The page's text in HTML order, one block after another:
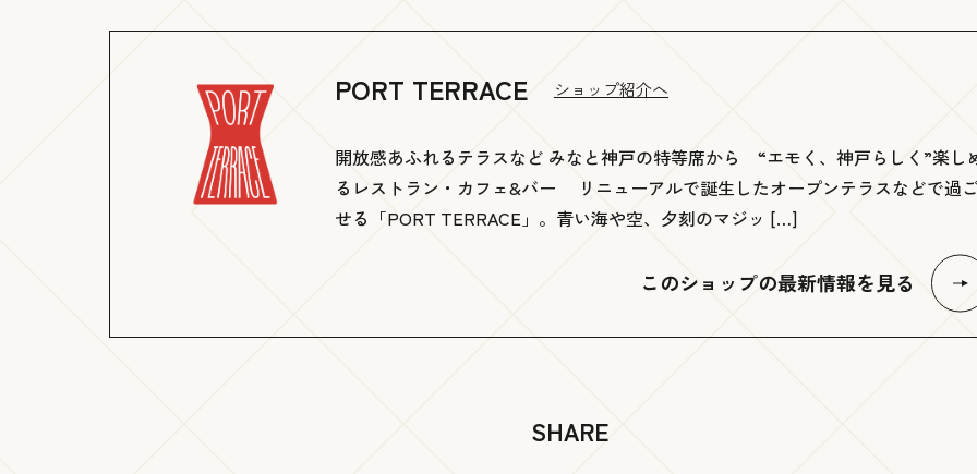
PORT TERRACE ショップ紹介へ
開放感あふれるテラスなど みなと神戸の特等席から “エモく、神戸らしく”楽し
るレストラン・カフェ&バー リニューアルで誕生したオープンテラスなどで過
せる「PORT TERRACE」。青い海や空、夕刻のマジッ […]
このショップの最新情報を見る
SHARE